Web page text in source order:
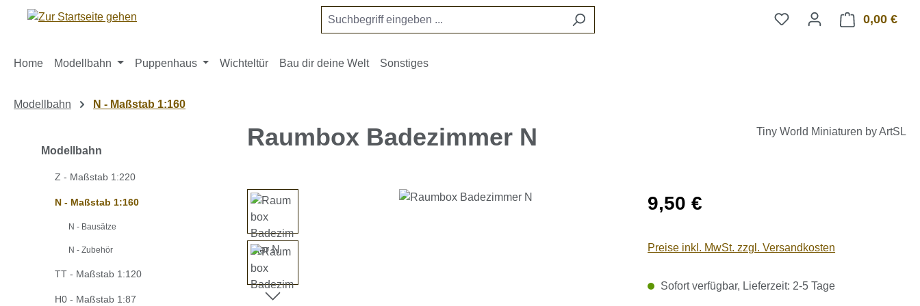
Hauptinhalt springen
Zur Suche springen
Zur Hauptnavigation springen 0,00 €
Home Modellbahn Puppenhaus Wichteltür Bau dir deine Welt Sonstiges
Modellbahn N - Maßstab 1:160
Modellbahn
Z - Maßstab 1:220
N - Maßstab 1:160
N - Bausätze
N - Zubehör
TT - Maßstab 1:120
H0 - Maßstab 1:87
Raumbox Badezimmer N Tiny World Miniaturen by ArtSL
Bildergalerie überspringen Regulärer Preis:
9,50 €
Preise inkl. MwSt. zzgl. Versandkosten
Sofort verfügbar, Lieferzeit: 2-5 Tage